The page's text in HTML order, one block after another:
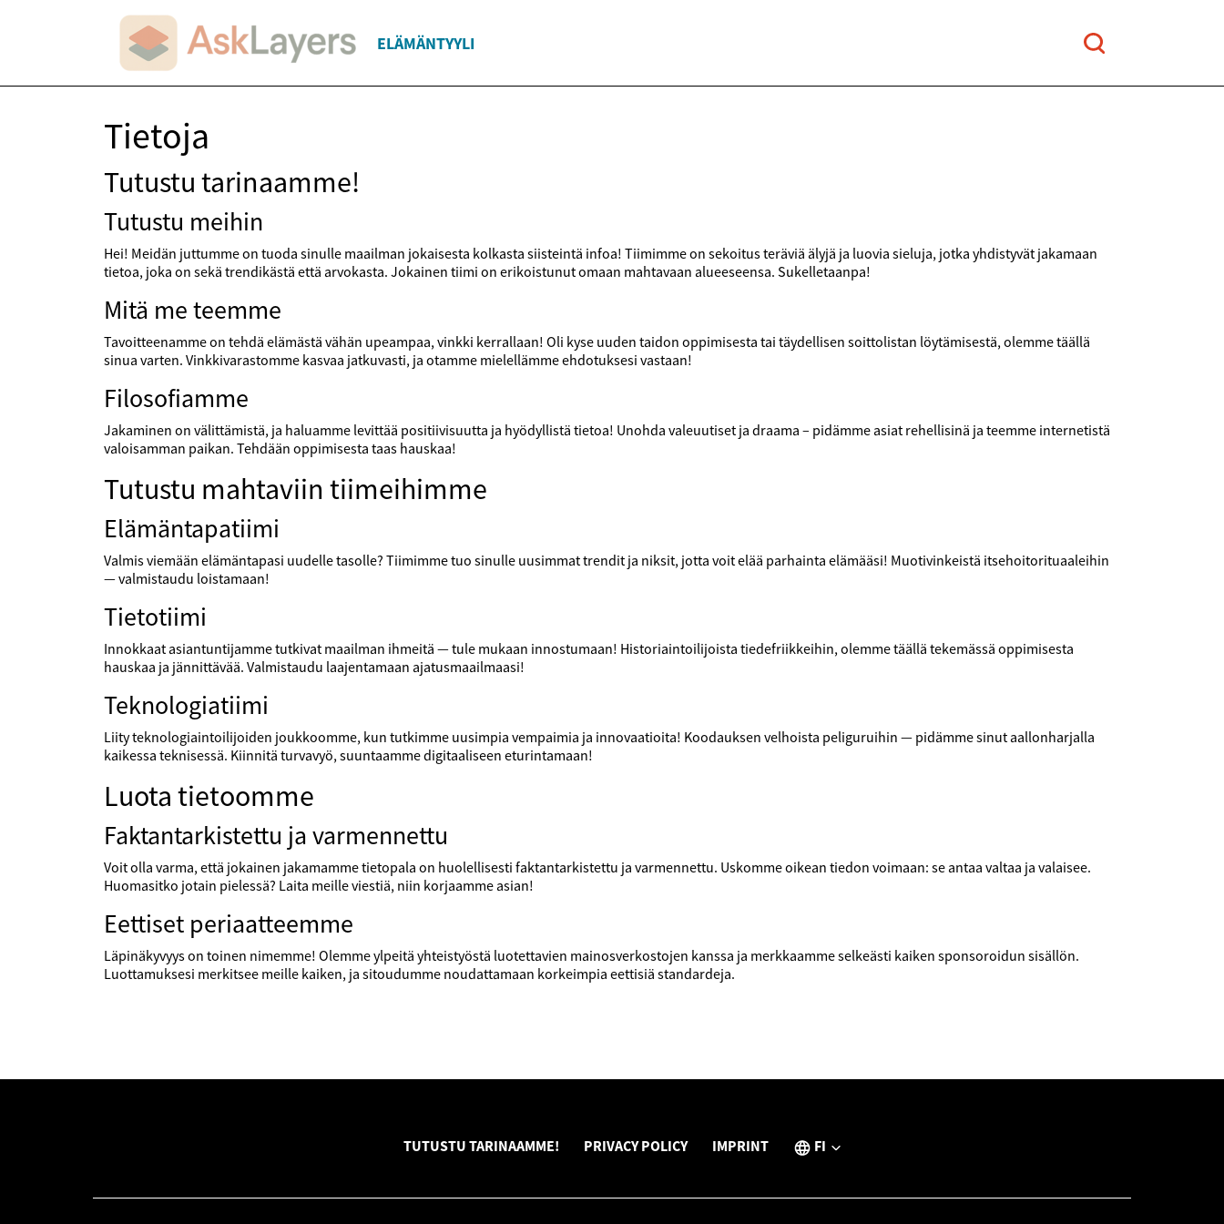
ELÄMÄNTYYLI
Tietoja
Tutustu tarinaamme!
Tutustu meihin
Hei! Meidän juttumme on tuoda sinulle maailman jokaisesta kolkasta siisteintä infoa! Tiimimme on sekoitus teräviä älyjä ja luovia sieluja, jotka yhdistyvät jakamaan
tietoa, joka on sekä trendikästä että arvokasta. Jokainen tiimi on erikoistunut omaan mahtavaan alueeseensa. Sukelletaanpa!
Mitä me teemme
Tavoitteenamme on tehdä elämästä vähän upeampaa, vinkki kerrallaan! Oli kyse uuden taidon oppimisesta tai täydellisen soittolistan löytämisestä, olemme täällä
sinua varten. Vinkkivarastomme kasvaa jatkuvasti, ja otamme mielellämme ehdotuksesi vastaan!
Filosofiamme
Jakaminen on välittämistä, ja haluamme levittää positiivisuutta ja hyödyllistä tietoa! Unohda valeuutiset ja draama – pidämme asiat rehellisinä ja teemme internetistä
valoisamman paikan. Tehdään oppimisesta taas hauskaa!
Tutustu mahtaviin tiimeihimme
Elämäntapatiimi
Valmis viemään elämäntapasi uudelle tasolle? Tiimimme tuo sinulle uusimmat trendit ja niksit, jotta voit elää parhainta elämääsi! Muotivinkeistä itsehoitorituaaleihin
— valmistaudu loistamaan!
Tietotiimi
Innokkaat asiantuntijamme tutkivat maailman ihmeitä — tule mukaan innostumaan! Historiaintoilijoista tiedefriikkeihin, olemme täällä tekemässä oppimisesta
hauskaa ja jännittävää. Valmistaudu laajentamaan ajatusmaailmaasi!
Teknologiatiimi
Liity teknologiaintoilijoiden joukkoomme, kun tutkimme uusimpia vempaimia ja innovaatioita! Koodauksen velhoista peliguruihin — pidämme sinut aallonharjalla
kaikessa teknisessä. Kiinnitä turvavyö, suuntaamme digitaaliseen eturintamaan!
Luota tietoomme
Faktantarkistettu ja varmennettu
Voit olla varma, että jokainen jakamamme tietopala on huolellisesti faktantarkistettu ja varmennettu. Uskomme oikean tiedon voimaan: se antaa valtaa ja valaisee.
Huomasitko jotain pielessä? Laita meille viestiä, niin korjaamme asian!
Eettiset periaatteemme
Läpinäkyvyys on toinen nimemme! Olemme ylpeitä yhteistyöstä luotettavien mainosverkostojen kanssa ja merkkaamme selkeästi kaiken sponsoroidun sisällön.
Luottamuksesi merkitsee meille kaiken, ja sitoudumme noudattamaan korkeimpia eettisiä standardeja.
TUTUSTU TARINAAMME! PRIVACY POLICY IMPRINT FI